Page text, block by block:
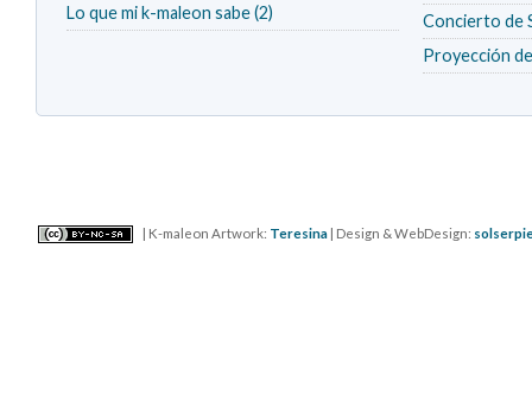
Lo que mi k-maleon sabe (2)
Concierto de
Proyección
| K-maleon Artwork: Teresina | Design & WebDesign: